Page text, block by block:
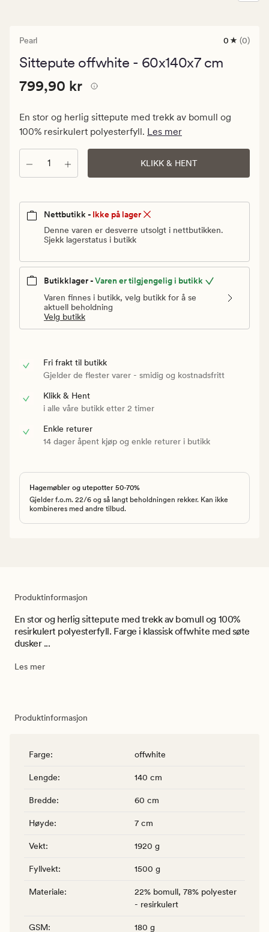
Pearl
0
0 (0)
Sittepute offwhite - 60x140x7 cm
Pris
799,90
799,90
kr
Pris 799,90 kr
799,90 kr
En stor og herlig sittepute med trekk av bomull og
100% resirkulert polyesterfyll. Les mer
Antall KLIKK & HENT
Nettbutikk - Ikke på lager
Denne varen er desverre utsolgt i nettbutikken.
Sjekk lagerstatus i butikk
Butikklager -Varen er tilgjengelig i butikk
Varen finnes i butikk, velg butikk for å se
aktuell beholdning
Velg butikk
Fri frakt til butikk
Gjelder de flester varer - smidig og kostnadsfritt
Klikk & Hent
i alle våre butikk etter 2 timer
Enkle returer
14 dager åpent kjøp og enkle returer i butikk
Hagemøbler og utepotter 50-70%
Gjelder f.o.m. 22/6 og så langt beholdningen rekker. Kan ikke
kombineres med andre tilbud.
Produktinformasjon
En stor og herlig sittepute med trekk av bomull og 100%
resirkulert polyesterfyll. Farge i klassisk offwhite med søte
dusker ...
Les mer
Produktinformasjon
Farge: offwhite
Lengde: 140 cm
Bredde: 60 cm
Høyde: 7 cm
Vekt: 1920 g
Fyllvekt: 1500 g
Materiale:
22% bomull, 78% polyester
- resirkulert
GSM: 180 g